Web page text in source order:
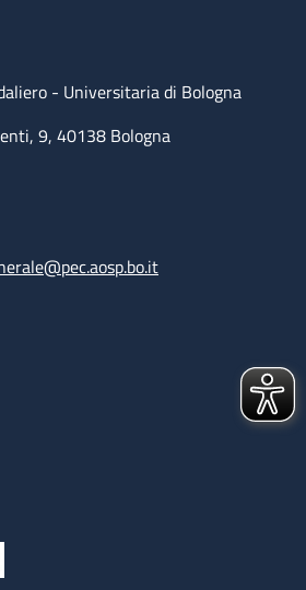
- Universitaria di Bologna
9, 40138 Bologna